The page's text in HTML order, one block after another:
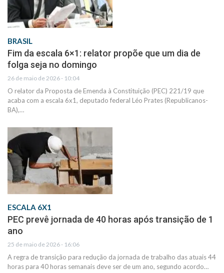
BRASIL
Fim da escala 6×1: relator propõe que um dia de
folga seja no domingo
26 de maio de 2026 - 10:04
O relator da Proposta de Emenda à Constituição (PEC) 221/19 que
acaba com a escala 6x1, deputado federal Léo Prates (Republicanos-
BA),…
ESCALA 6X1
PEC prevê jornada de 40 horas após transição de 1
ano
25 de maio de 2026 - 16:06
A regra de transição para redução da jornada de trabalho das atuais 44
horas para 40 horas semanais deve ser de um ano, segundo acordo…